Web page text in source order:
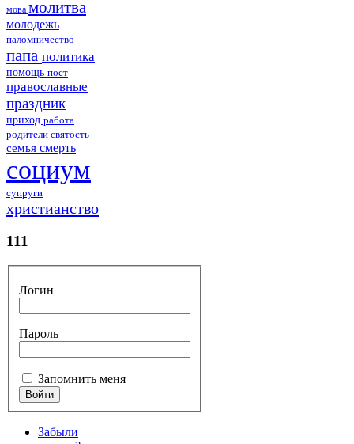
мова молитва
молодежь
паломничество
папа политика
помощь пост
православные
праздник
приход работа
родители святость
семья смерть
социум
супруги
христианство
111
Логин
Пароль
Запомнить меня
Забыли